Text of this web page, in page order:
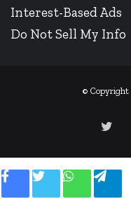
Interest-Based Ads
Do Not Sell My Info
© Copyright
FacebookTwitterWhatsApp